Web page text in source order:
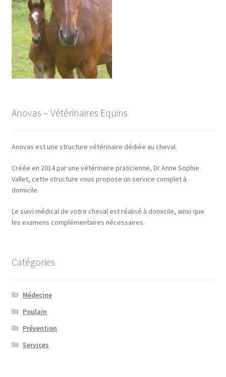
Anovas – Vétérinaires Equins
Anovas est une structure vétérinaire dédiée au cheval.
Créée en 2014 par une vétérinaire praticienne, Dr Anne Sophie
Vallet, cette structure vous propose un service complet à
domicile.
Le suivi médical de votre cheval est réalisé à domicile, ainsi que
les examens complémentaires nécessaires.
Catégories
Médecine
Poulain
Prévention
Services